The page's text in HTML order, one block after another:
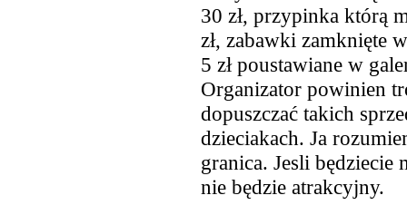
30 zł, przypinka którą
zł, zabawki zamknięte
5 zł poustawiane w
Organizator powinien
dopuszczać takich
dzieciakach. Ja
granica. Jesli
nie będzie atrakcyjny.